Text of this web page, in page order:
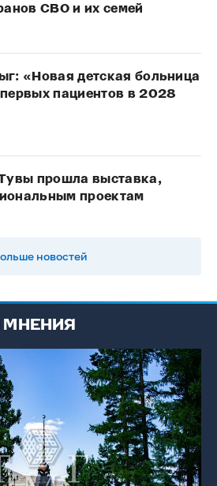
СВО и их семей
«Новая детская больница
пациентов в 2028
прошла выставка,
проектам
новостей
МНЕНИЯ